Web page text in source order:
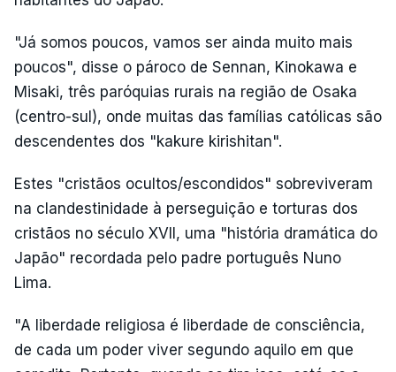
"Já somos poucos, vamos ser ainda muito mais
poucos", disse o pároco de Sennan, Kinokawa e
Misaki, três paróquias rurais na região de Osaka
(centro-sul), onde muitas das famílias católicas são
descendentes dos "kakure kirishitan".
Estes "cristãos ocultos/escondidos" sobreviveram
na clandestinidade à perseguição e torturas dos
cristãos no século XVII, uma "história dramática do
Japão" recordada pelo padre português Nuno
Lima.
"A liberdade religiosa é liberdade de consciência,
de cada um poder viver segundo aquilo em que